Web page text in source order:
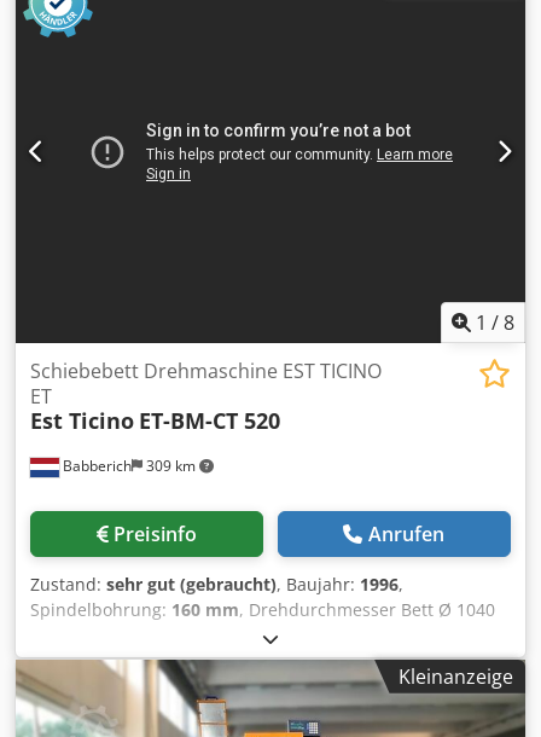
1 /8
Babberich 309 km
Schiebebett Drehmaschine EST TICINO
ET
Est Ticino ET-BM-CT 520
Preisinfo Anrufen
Zustand: sehr gut (gebraucht), Baujahr: 1996,
Spindelbohrung: 160 mm, Drehdurchmesser Bett Ø 1040
mm Drehdurchmesser Schlitten 710 mm
Drehdurchmesser Grube Ø 1580 mm Djdextbf Eepfx
Anusck Drehlänge 3000/4500 mm Grubenlänge 1500 mm
Spindelbohrung 160 mm Leistung Spindel 40 kW Bettbreite
Kleinanzeige